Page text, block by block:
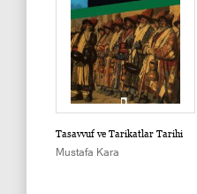
Tasavvuf ve Tarikatlar Tarihi
Mustafa Kara